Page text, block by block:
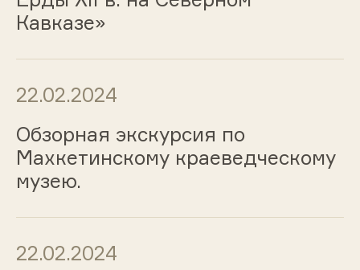
Кавказе»
22.02.2024
Обзорная экскурсия по
Махкетинскому краеведческому
музею.
22.02.2024